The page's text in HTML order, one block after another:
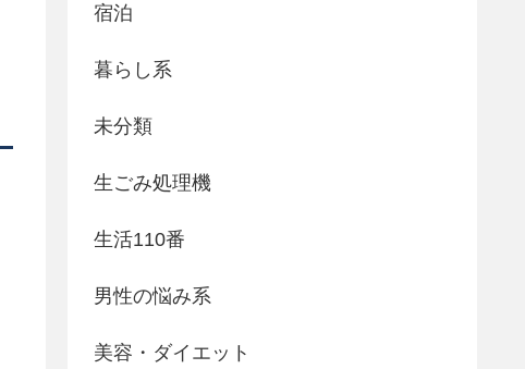
宿泊
暮らし系
未分類
生ごみ処理機
生活110番
男性の悩み系
美容・ダイエット